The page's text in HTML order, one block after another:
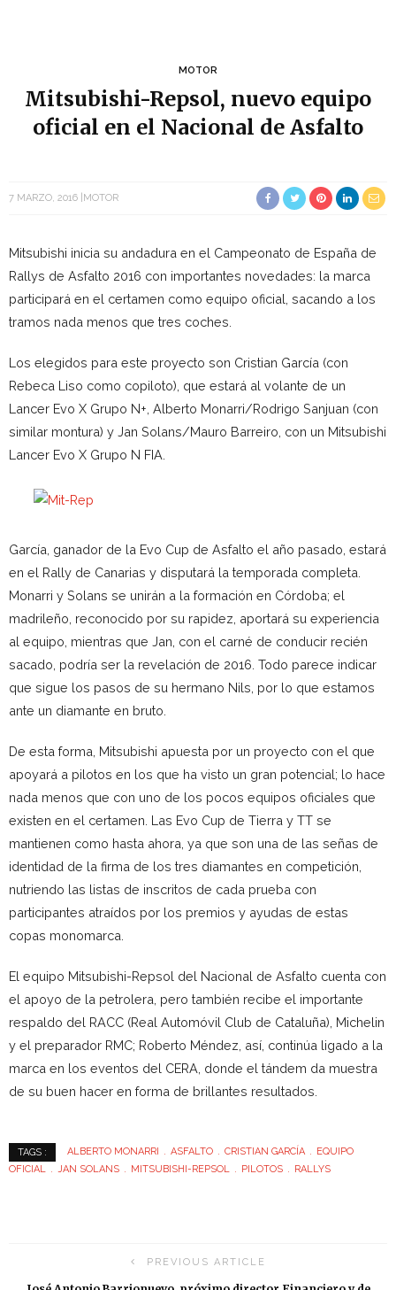
MOTOR
Mitsubishi-Repsol, nuevo equipo
oficial en el Nacional de Asfalto
7 MARZO, 2016 MOTOR
Mitsubishi inicia su andadura en el Campeonato de España de
Rallys de Asfalto 2016 con importantes novedades: la marca
participará en el certamen como equipo oficial, sacando a los
tramos nada menos que tres coches.
Los elegidos para este proyecto son Cristian García (con
Rebeca Liso como copiloto), que estará al volante de un
Lancer Evo X Grupo N+, Alberto Monarri/Rodrigo Sanjuan (con
similar montura) y Jan Solans/Mauro Barreiro, con un Mitsubishi
Lancer Evo X Grupo N FIA.
García, ganador de la Evo Cup de Asfalto el año pasado, estará
en el Rally de Canarias y disputará la temporada completa.
Monarri y Solans se unirán a la formación en Córdoba; el
madrileño, reconocido por su rapidez, aportará su experiencia
al equipo, mientras que Jan, con el carné de conducir recién
sacado, podría ser la revelación de 2016. Todo parece indicar
que sigue los pasos de su hermano Nils, por lo que estamos
ante un diamante en bruto.
De esta forma, Mitsubishi apuesta por un proyecto con el que
apoyará a pilotos en los que ha visto un gran potencial; lo hace
nada menos que con uno de los pocos equipos oficiales que
existen en el certamen. Las Evo Cup de Tierra y TT se
mantienen como hasta ahora, ya que son una de las señas de
identidad de la firma de los tres diamantes en competición,
nutriendo las listas de inscritos de cada prueba con
participantes atraídos por los premios y ayudas de estas
copas monomarca.
El equipo Mitsubishi-Repsol del Nacional de Asfalto cuenta con
el apoyo de la petrolera, pero también recibe el importante
respaldo del RACC (Real Automóvil Club de Cataluña), Michelin
y el preparador RMC; Roberto Méndez, así, continúa ligado a la
marca en los eventos del CERA, donde el tándem da muestra
de su buen hacer en forma de brillantes resultados.
TAGS : ALBERTO MONARRI ASFALTO CRISTIAN GARCÍA
EQUIPO
OFICIAL
JAN SOLANS MITSUBISHI-REPSOL PILOTOS RALLYS
PREVIOUS ARTICLE